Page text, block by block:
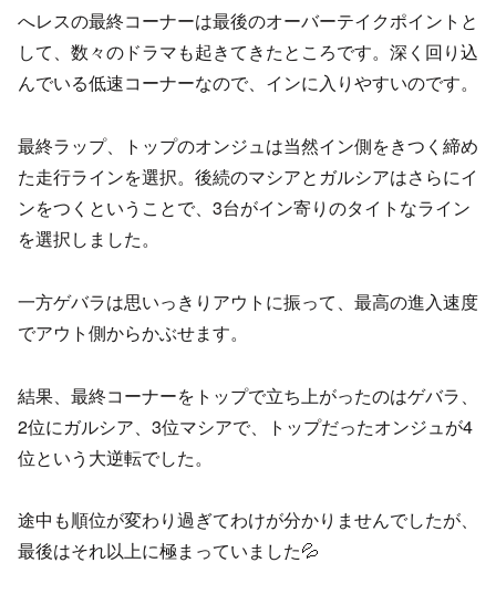
へレスの最終コーナーは最後のオーバーテイクポイントと
して、数々のドラマも起きてきたところです。深く回り込
んでいる低速コーナーなので、インに入りやすいのです。
最終ラップ、トップのオンジュは当然イン側をきつく締め
た走行ラインを選択。後続のマシアとガルシアはさらにイ
ンをつくということで、3台がイン寄りのタイトなライン
を選択しました。
一方ゲバラは思いっきりアウトに振って、最高の進入速度
でアウト側からかぶせます。
結果、最終コーナーをトップで立ち上がったのはゲバラ、
2位にガルシア、3位マシアで、トップだったオンジュが4
位という大逆転でした。
途中も順位が変わり過ぎてわけが分かりませんでしたが、
最後はそれ以上に極まっていました💦